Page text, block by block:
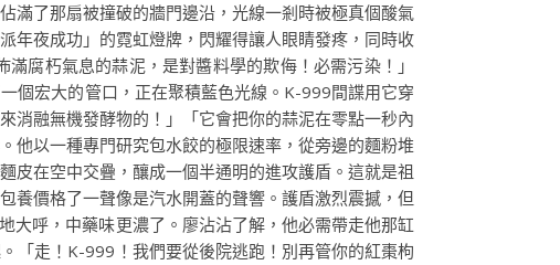
滿了那扇被撞破的牆門邊沿，光線一剎時被極真個酸氣
年夜成功」的霓虹燈牌，閃耀得讓人眼睛發疼，同時收
腐朽氣息的蒜泥，是對醬料學的欺侮！必需污染！」
個宏大的管口，正在聚積藍色光線。K-999間諜用它穿
消融無機發酵物的！」「它會把你的蒜泥在零點一秒內
他以一種專門研究包水餃的極限速率，從旁邊的麵粉堆
皮在空中交疊，釀成一個半通明的進攻護盾。這就是祖
養價格了一聲像是汽水開蓋的聲響。護盾激烈震撼，但
大呼，中藥味更濃了。廖沾沾了解，他必需帶走他那缸
「走！K-999！我們要從後院逃跑！別再管你的紅棗枸